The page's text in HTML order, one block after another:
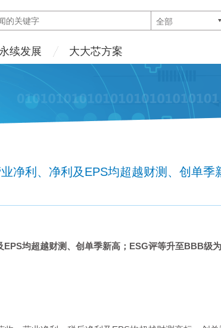
全部
永续发展 大大芯方案
净利、净利及EPS均超越财测、创单季
EPS均超越财测、创单季新高； ESG评等升至BBB级